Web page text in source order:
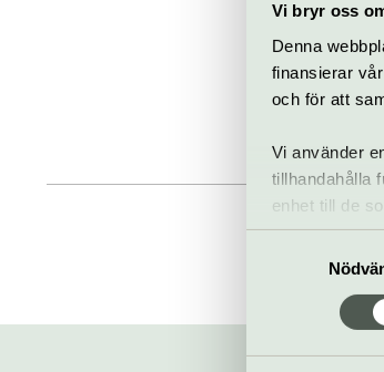
Vi bryr oss
Denna
finansierar
och för att
Vi använder
tillhandahålla
enhet till de
informationen